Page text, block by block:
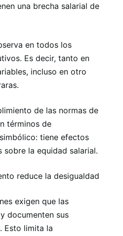
una brecha salarial de
en todos los
Es decir, tanto en
incluso en otro
de las normas de
términos de
tiene efectos
sobre la equidad salarial.
reduce la desigualdad
exigen que las
documenten sus
Esto limita la